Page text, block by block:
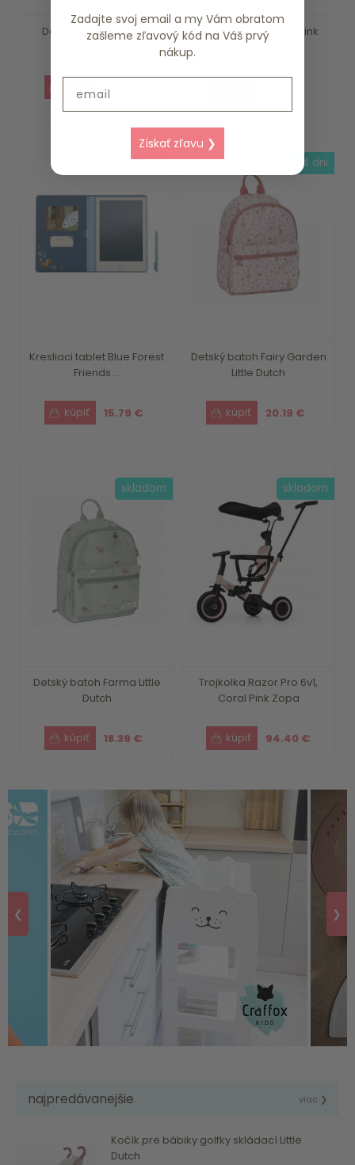
Detská kolobežka 2v1
109.90 €
Projektor príbehov Pink
Little Dutch
Kresliaci tablet Blue Forest
Friends ...
15.79 €
skladom
Detský batoh Fairy Garden
Little Dutch
20.19 €
3-4 dni
Detský batoh Farma Little
Dutch
18.39 €
skladom
Trojkolka Razor Pro 6v1,
Coral Pink Zopa
94.40 €
skladom
❮ ❯
najpredávanejšie viac ❯
Kočík pre bábiky golfky skládací Little
Dutch
Zadajte svoj email a my Vám obratom
zašleme zľavový kód na Váš prvý
nákup.
Získať zľavu ❯